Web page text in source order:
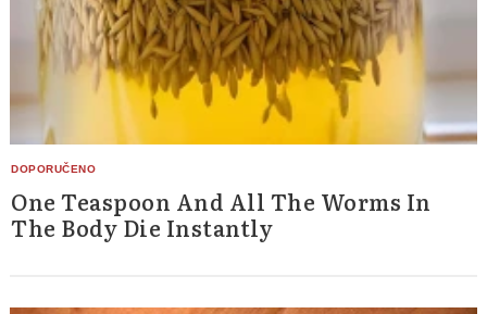
One Teaspoon And All The Worms In
The Body Die Instantly